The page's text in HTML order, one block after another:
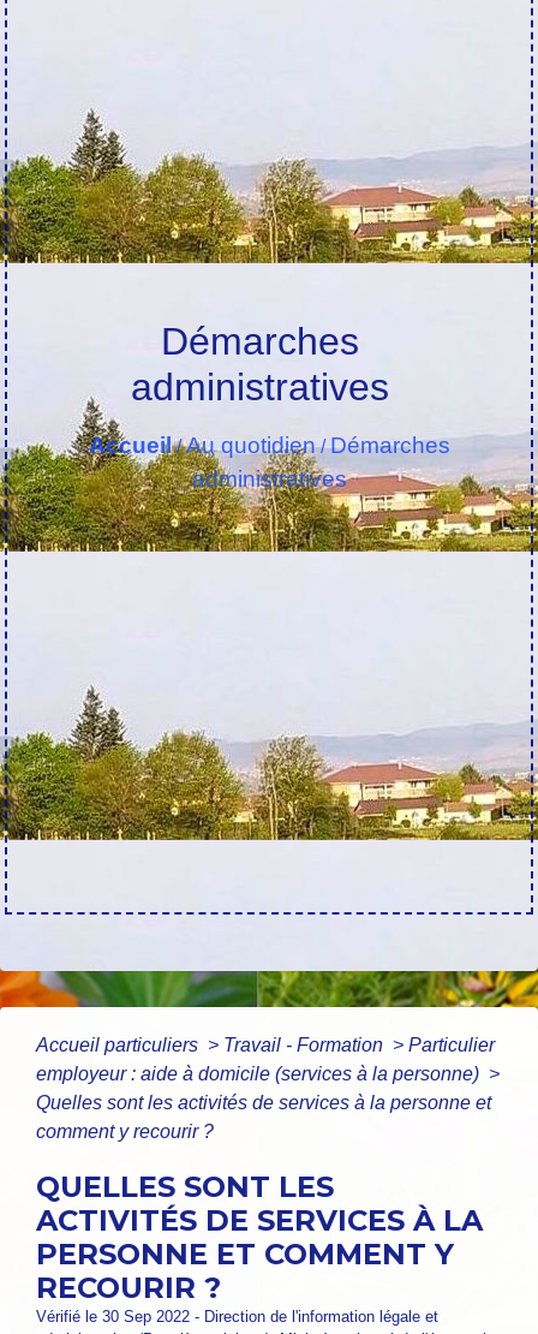
Démarches
administratives
Accueil/Au quotidien/Démarches
administratives
Accueil particuliers > Travail - Formation > Particulier
employeur : aide à domicile (services à la personne) >
Quelles sont les activités de services à la personne et
comment y recourir ?
QUELLES SONT LES
ACTIVITÉS DE SERVICES À LA
PERSONNE ET COMMENT Y
RECOURIR ?
Vérifié le 30 Sep 2022 - Direction de l'information légale et